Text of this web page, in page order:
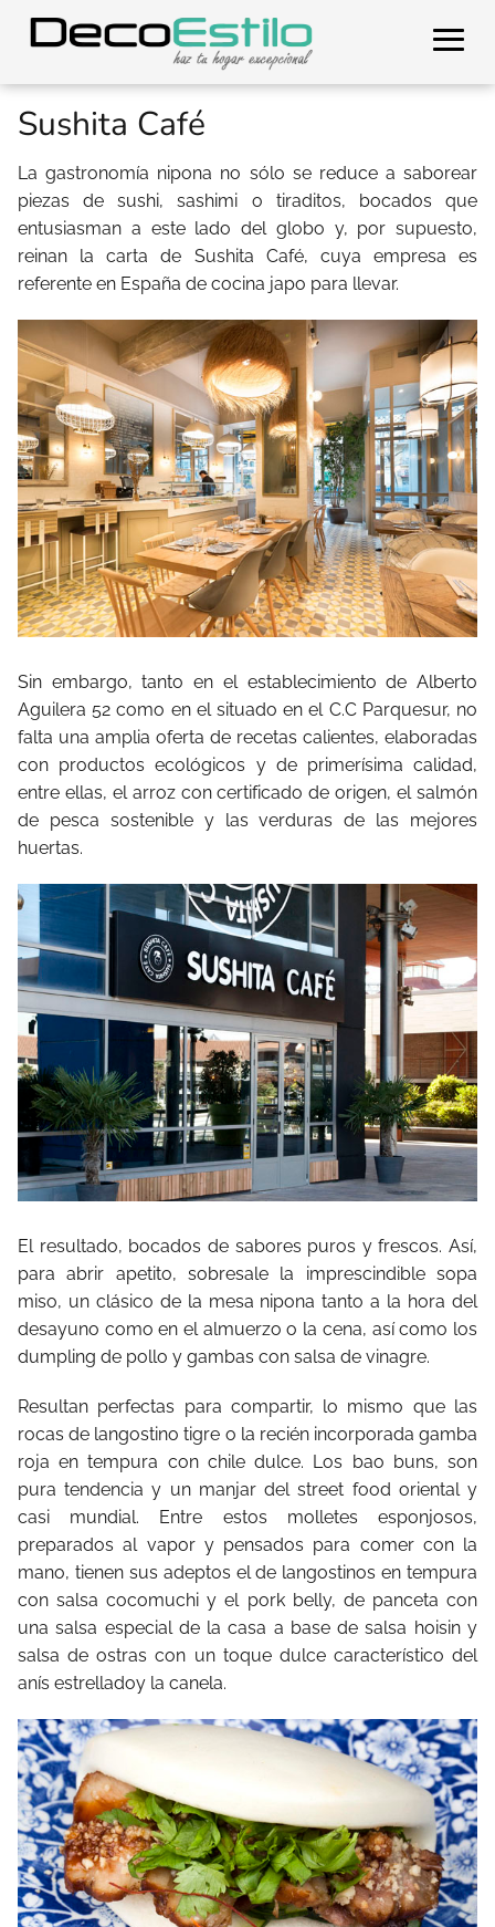
Sushita Café
La gastronomía nipona no sólo se reduce a saborear
piezas de sushi, sashimi o tiraditos, bocados que
entusiasman a este lado del globo y, por supuesto,
reinan la carta de Sushita Café, cuya empresa es
referente en España de cocina japo para llevar.
Sin embargo, tanto en el establecimiento de Alberto
Aguilera 52 como en el situado en el C.C Parquesur, no
falta una amplia oferta de recetas calientes, elaboradas
con productos ecológicos y de primerísima calidad,
entre ellas, el arroz con certificado de origen, el salmón
de pesca sostenible y las verduras de las mejores
huertas.
El resultado, bocados de sabores puros y frescos. Así,
para abrir apetito, sobresale la imprescindible sopa
miso, un clásico de la mesa nipona tanto a la hora del
desayuno como en el almuerzo o la cena, así como los
dumpling de pollo y gambas con salsa de vinagre.
Resultan perfectas para compartir, lo mismo que las
rocas de langostino tigre o la recién incorporada gamba
roja en tempura con chile dulce. Los bao buns, son
pura tendencia y un manjar del street food oriental y
casi mundial. Entre estos molletes esponjosos,
preparados al vapor y pensados para comer con la
mano, tienen sus adeptos el de langostinos en tempura
con salsa cocomuchi y el pork belly, de panceta con
una salsa especial de la casa a base de salsa hoisin y
salsa de ostras con un toque dulce característico del
anís estrelladoy la canela.